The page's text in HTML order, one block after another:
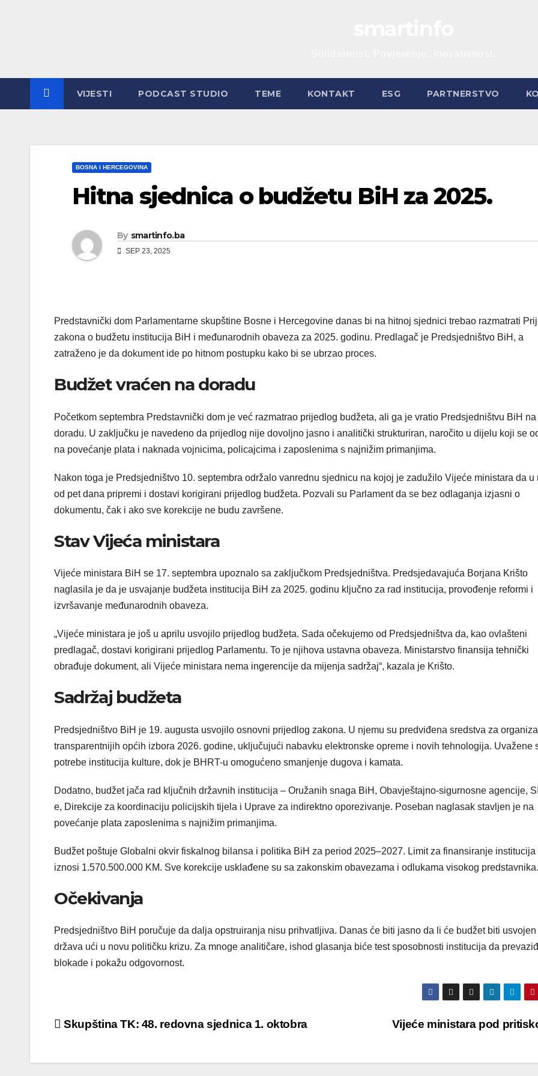
VIJESTI PODCAST STUDIO TEME KONTAKT ESG PARTNERSTVO
BOSNA I HERCEGOVINA
Hitna sjednica o budžetu BiH za 2025.
By smartinfo.ba
SEP 23, 2025
Predstavnički dom Parlamentarne skupštine Bosne i Hercegovine danas bi na hitnoj sjednici trebao razmatrati
zakona o budžetu institucija BiH i međunarodnih obaveza za 2025. godinu. Predlagač je Predsjedništvo BiH, a
zatraženo je da dokument ide po hitnom postupku kako bi se ubrzao proces.
Budžet vraćen na doradu
Početkom septembra Predstavnički dom je već razmatrao prijedlog budžeta, ali ga je vratio Predsjedništvu BiH na
doradu. U zaključku je navedeno da prijedlog nije dovoljno jasno i analitički strukturiran, naročito u dijelu koji se
na povećanje plata i naknada vojnicima, policajcima i zaposlenima s najnižim primanjima.
Nakon toga je Predsjedništvo 10. septembra održalo vanrednu sjednicu na kojoj je zadužilo Vijeće ministara da u
od pet dana pripremi i dostavi korigirani prijedlog budžeta. Pozvali su Parlament da se bez odlaganja izjasni o
dokumentu, čak i ako sve korekcije ne budu završene.
Stav Vijeća ministara
Vijeće ministara BiH se 17. septembra upoznalo sa zaključkom Predsjedništva. Predsjedavajuća Borjana Krišto
naglasila je da je usvajanje budžeta institucija BiH za 2025. godinu ključno za rad institucija, provođenje reformi i
izvršavanje međunarodnih obaveza.
„Vijeće ministara je još u aprilu usvojilo prijedlog budžeta. Sada očekujemo od Predsjedništva da, kao ovlašteni
predlagač, dostavi korigirani prijedlog Parlamentu. To je njihova ustavna obaveza. Ministarstvo finansija tehnički
obrađuje dokument, ali Vijeće ministara nema ingerencije da mijenja sadržaj“, kazala je Krišto.
Sadržaj budžeta
Predsjedništvo BiH je 19. augusta usvojilo osnovni prijedlog zakona. U njemu su predviđena sredstva za
transparentnijih općih izbora 2026. godine, uključujući nabavku elektronske opreme i novih tehnologija. Uvažene
potrebe institucija kulture, dok je BHRT-u omogućeno smanjenje dugova i kamata.
Dodatno, budžet jača rad ključnih državnih institucija – Oružanih snaga BiH, Obavještajno-sigurnosne agencije,
e, Direkcije za koordinaciju policijskih tijela i Uprave za indirektno oporezivanje. Poseban naglasak stavljen je na
povećanje plata zaposlenima s najnižim primanjima.
Budžet poštuje Globalni okvir fiskalnog bilansa i politika BiH za period 2025–2027. Limit za finansiranje institucija
iznosi 1.570.500.000 KM. Sve korekcije usklađene su sa zakonskim obavezama i odlukama visokog predstavnika.
Očekivanja
Predsjedništvo BiH poručuje da dalja opstruiranja nisu prihvatljiva. Danas će biti jasno da li će budžet biti
država ući u novu političku krizu. Za mnoge analitičare, ishod glasanja biće test sposobnosti institucija da
blokade i pokažu odgovornost.
Post
Vijeće ministara pod
Skupština TK: 48. redovna sjednica 1. oktobra